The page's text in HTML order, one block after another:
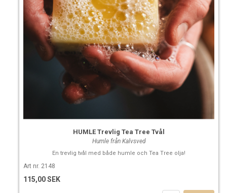
HUMLE Trevlig Tea Tree Tvål
Humle från Kalvsved
En trevlig tvål med både humle och Tea Tree olja!
Art nr. 2148
115,00 SEK